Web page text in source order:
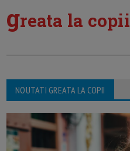
greata la copii
NOUTATI GREATA LA COPII